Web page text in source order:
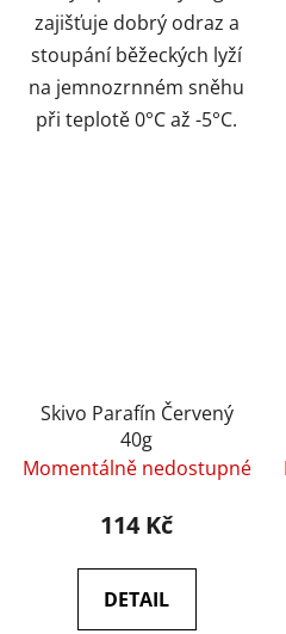
zajišťuje dobrý odraz a
stoupání běžeckých lyží
na jemnozrnném sněhu
při teplotě 0°C až -5°C.
Skivo Parafín Červený
40g
Momentálně nedostupné
114 Kč
DETAIL